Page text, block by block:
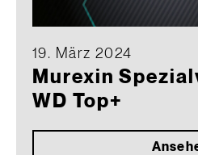
19. März 2024
Murexin
WD Top+